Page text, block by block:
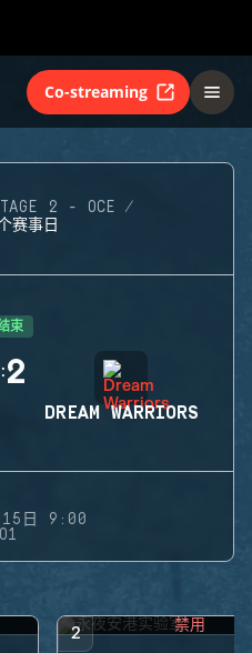
Co-streaming
2 - OCE
事日
束
:2
DREAM WARRIORS
15日 9:00
2 禁用